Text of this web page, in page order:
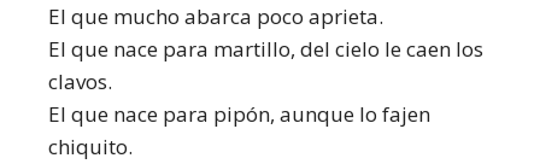
El que mucho abarca poco aprieta.
El que nace para martillo, del cielo le caen los
clavos.
El que nace para pipón, aunque lo fajen
chiquito.